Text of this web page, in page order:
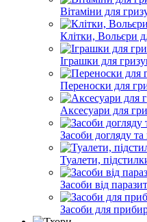
Вітаміни для
Клітки, Вольєри
Іграшки для
Переноски для
Аксесуари для
Засоби догляду та
Туалети,
Засоби від
Засоби для